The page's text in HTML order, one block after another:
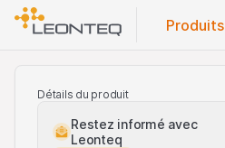
Produits
Détails du produit
Restez informé avec
Leonteq